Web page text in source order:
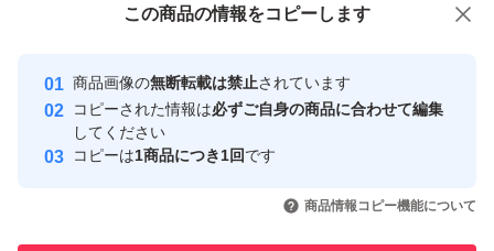
安心取引出品者
心・安全なユーザーです
取引実績
引を完了させた実績があります
この商品の情報をコピーします
商品画像の無断転載は禁止されています
コピーされた情報は必ずご自身の商品に合わせて編集
してください
コピーは1商品につき1回です
商品情報コピー機能について
この商品をみている人にオススメ